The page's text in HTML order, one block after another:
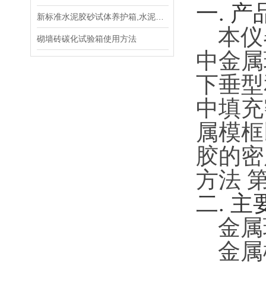
砌墙砖碳化试验箱使用方法
一. 产
本
中金
下垂
中填
属模
胶的
方法
二. 主
金
金